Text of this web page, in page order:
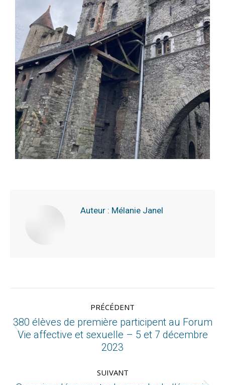
Auteur : Mélanie Janel
PRÉCÉDENT
380 élèves de première participent au Forum
Vie affective et sexuelle – 5 et 7 décembre
2023
SUIVANT